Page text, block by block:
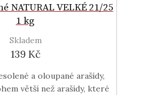
NATURAL VELKÉ 21/25
1 kg
Skladem
139 Kč
a oloupané arašídy,
větší než arašídy, které